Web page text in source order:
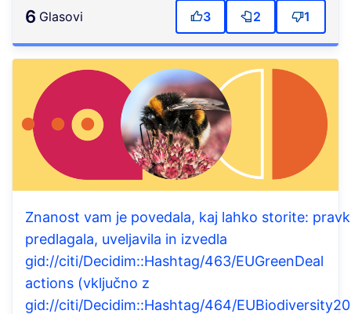
6 Glasovi 3 2 1
Znanost vam je povedala, kaj lahko storite:
predlagala, uveljavila in izvedla
gid://citi/Decidim::Hashtag/463/EUGreenDeal
actions (vključno z
gid://citi/Decidim::Hashtag/464/